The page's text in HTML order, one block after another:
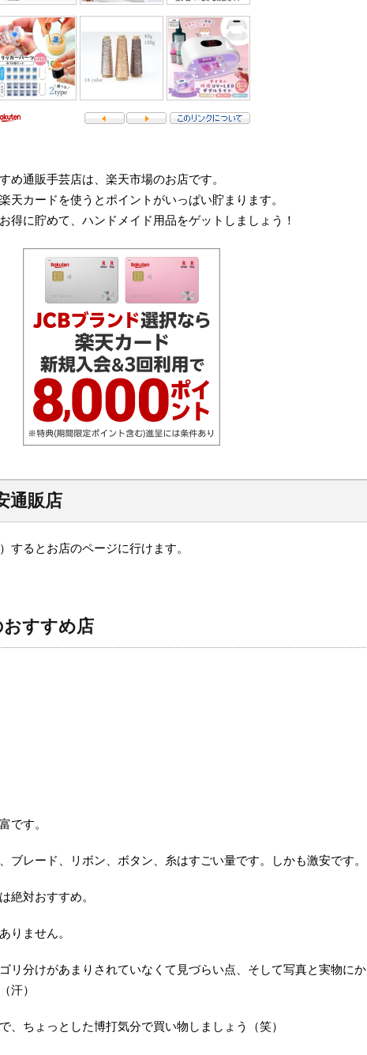
め通販手芸店は、楽天市場のお店です。
天カードを使うとポイントがいっぱい貯まります。
得に貯めて、ハンドメイド用品をゲットしましょう！
通販店
するとお店のページに行けます。
すすめ店
です。
ブレード、リボン、ボタン、糸はすごい量です。しかも激安です。
絶対おすすめ。
りません。
リ分けがあまりされていなくて見づらい点、そして写真と実物にか
汗）
、ちょっとした博打気分で買い物しましょう（笑）